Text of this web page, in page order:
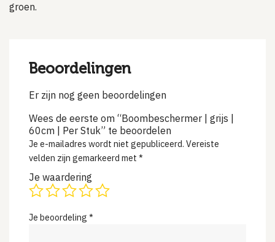
groen.
Beoordelingen
Er zijn nog geen beoordelingen
Wees de eerste om “Boombeschermer | grijs |
60cm | Per Stuk” te beoordelen
Je e-mailadres wordt niet gepubliceerd. Vereiste
velden zijn gemarkeerd met *
Je waardering
Je beoordeling *